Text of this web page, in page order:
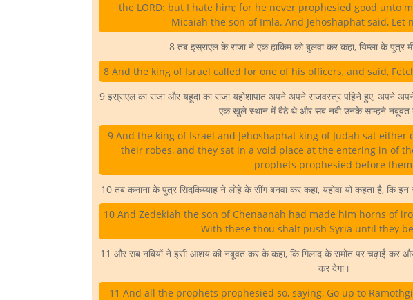
the LORD: but I hate him; for he never prophesied good unto
Micaiah the son of Imla. And Jehoshaphat said, Let
8 तब इस्राएल के राजा ने एक हाकिम को बुलवा कर कहा, यिम्ला के पुत्र
8 And the king of Israel called for one of his officers, and said,
9 इस्राएल का राजा और यहूदा का राजा यहोशापात अपने अपने राजवस्त्र पहिने हुए, अपने
एक खुले स्थान में बैठे थे और सब नबी उनके साम्हने नबूवत
9 And the king of Israel and Jehoshaphat king of Judah sat
their robes, and they sat in a void place at the entering in of
prophets prophesied before
10 तब कनाना के पुत्र सिदकिय्याह ने लोहे के सींग बनवा कर कहा, यहोवा यों कहता है, कि इन
10 And Zedekiah the son of Chenaanah had made him horns of
With these thou shalt push Syria until they
11 और सब नबियों ने इसी आशय की नबूवत कर के कहा, कि गिलाद के रामोत पर चढ़ाई कर और
कर देगा।
11 And all the prophets prophesied so, saying, Go up to